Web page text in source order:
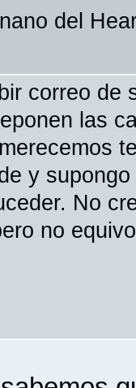
del
correo de
las
y
No
no